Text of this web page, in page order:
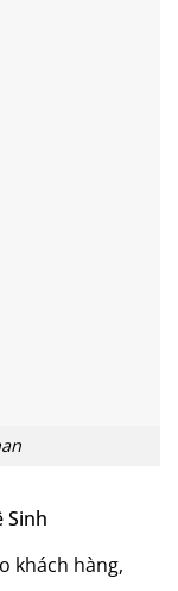
Sinh
khách hàng,